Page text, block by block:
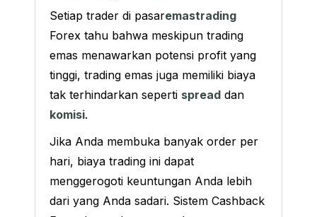
Setiap trader di pasaremastrading
Forex tahu bahwa meskipun trading
emas menawarkan potensi profit yang
tinggi, trading emas juga memiliki biaya
tak terhindarkan seperti spread dan
komisi.
Jika Anda membuka banyak order per
hari, biaya trading ini dapat
menggerogoti keuntungan Anda lebih
dari yang Anda sadari. Sistem Cashback